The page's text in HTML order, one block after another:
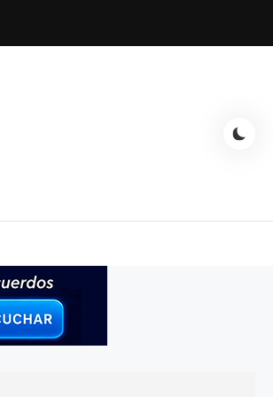
con famosos, showbizz, podcast, chismes y